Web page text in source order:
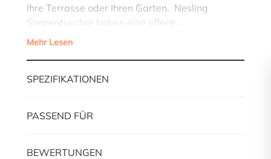
Ihre Terrasse oder Ihren Garten. Nesling
Sonnentuecher haben eine offene…
Mehr Lesen
SPEZIFIKATIONEN
PASSEND FÜR
BEWERTUNGEN